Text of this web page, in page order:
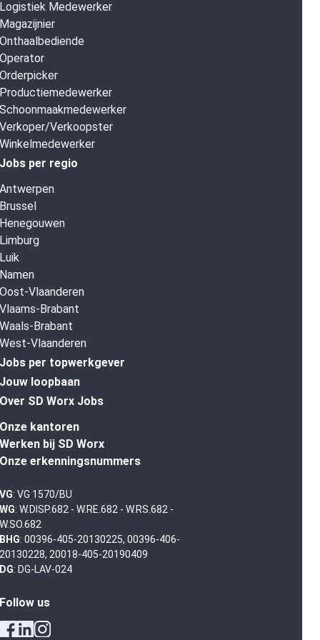
Logistiek Medewerker
Magazijnier
Onthaalbediende
Operator
Orderpicker
Productiemedewerker
Schoonmaakmedewerker
Verkoper/Verkoopster
Winkelmedewerker
Jobs per regio
Antwerpen
Brussel
Henegouwen
Limburg
Luik
Namen
Oost-Vlaanderen
Vlaams-Brabant
Waals-Brabant
West-Vlaanderen
Jobs per topwerkgever
Jouw loopbaan
Over SD Worx Jobs
Onze kantoren
Werken bij SD Worx
Onze erkenningsnummers
VG: VG 1570/BU
WG: W.DISP.682 - W.RE.682 - W.RS.682 -
W.SO.682
BHG: 00396-405-20130225, 00396-406-
20130228, 20018-405-20190409
DG: DG-LAV-024
Follow us